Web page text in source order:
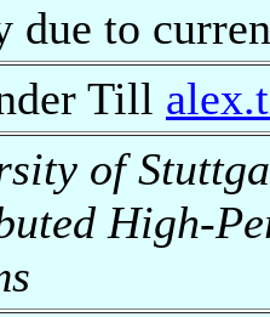
due to
Till
of
High-